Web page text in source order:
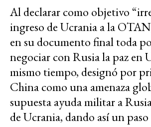
Al declarar como objetivo
ingreso de Ucrania a la
en su documento final toda
negociar con Rusia la paz en
mismo tiempo, designó por
China como una amenaza
supuesta ayuda militar a
de Ucrania, dando así un